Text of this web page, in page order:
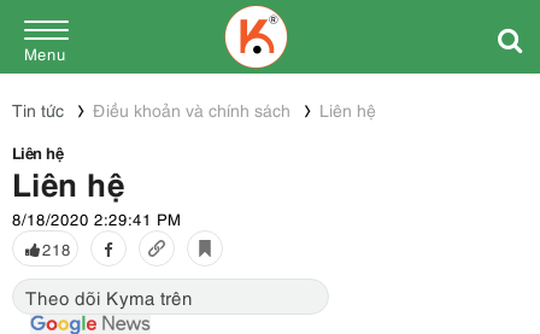
Menu
Tin tức Điều khoản và chính sách
Liên hệ
Liên hệ
Liên hệ
8/18/2020 2:29:41 PM
218
Theo dõi Kyma trên